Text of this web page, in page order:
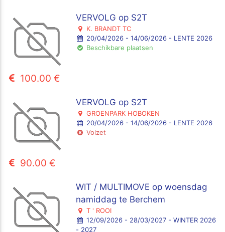
VERVOLG op S2T
K. BRANDT TC
20/04/2026 - 14/06/2026 - LENTE 2026
Beschikbare plaatsen
100.00 €
VERVOLG op S2T
GROENPARK HOBOKEN
20/04/2026 - 14/06/2026 - LENTE 2026
Volzet
90.00 €
WIT / MULTIMOVE op woensdag
namiddag te Berchem
T ' ROOI
12/09/2026 - 28/03/2027 - WINTER 2026
- 2027